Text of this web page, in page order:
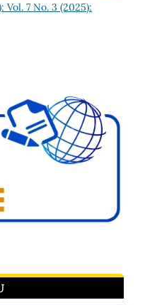
Vol. 7 No. 3 (2025):